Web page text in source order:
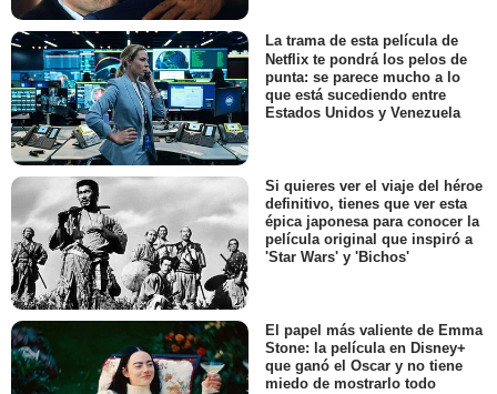
La trama de esta película de
Netflix te pondrá los pelos de
punta: se parece mucho a lo
que está sucediendo entre
Estados Unidos y Venezuela
Si quieres ver el viaje del héroe
definitivo, tienes que ver esta
épica japonesa para conocer la
película original que inspiró a
'Star Wars' y 'Bichos'
El papel más valiente de Emma
Stone: la película en Disney+
que ganó el Oscar y no tiene
miedo de mostrarlo todo